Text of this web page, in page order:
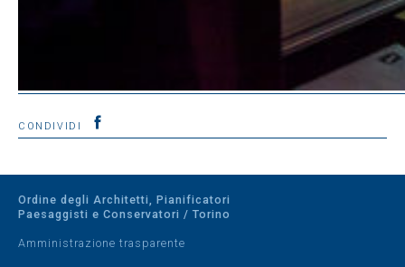
CONDIVIDI
Ordine degli Architetti, Pianificatori
Paesaggisti e Conservatori / Torino
Amministrazione trasparente